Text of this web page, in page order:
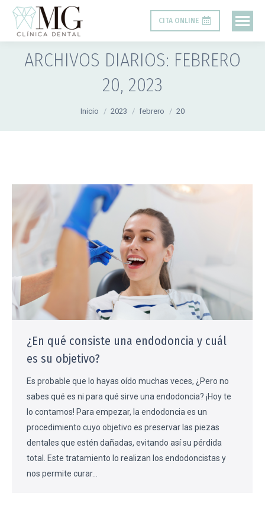
CITA ONLINE
ARCHIVOS DIARIOS: FEBRERO
20, 2023
Inicio 2023 febrero 20
¿En qué consiste una endodoncia y cuál
es su objetivo?
Es probable que lo hayas oído muchas veces, ¿Pero no
sabes qué es ni para qué sirve una endodoncia? ¡Hoy te
lo contamos! Para empezar, la endodoncia es un
procedimiento cuyo objetivo es preservar las piezas
dentales que estén dañadas, evitando así su pérdida
total. Este tratamiento lo realizan los endodoncistas y
nos permite curar…